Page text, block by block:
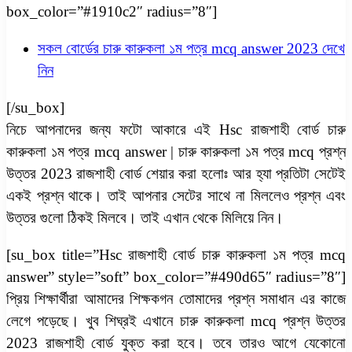
box_color=”#1910c2″ radius=”8″]
সকল বোর্ডের চারু কারুকলা ১ম পত্র mcq answer 2023 দেখে
নিন
[/su_box]
নিচে আপনাদের জন্য ফটো আকারে এই Hsc রাজশাহী বোর্ড চারু
কারুকলা ১ম পত্র mcq answer | চারু কারুকলা ১ম পত্র mcq প্রশ্ন
উত্তর 2023 রাজশাহী বোর্ড শেয়ার করা হলোঃ আর হ্যা প্রতিটা সেটেই
একই প্রশ্ন থাকে। তাই আপনার সেটের সাথে না মিললেও প্রশ্ন এবং
উত্তর গুলো ঠিকই মিলবে। তাই এখান থেকে মিলিয়ে নিন।
[su_box title=”Hsc রাজশাহী বোর্ড চারু কারুকলা ১ম পত্র mcq
answer” style=”soft” box_color=”#490d65″ radius=”8″]
প্রিয় শিক্ষার্থীরা আমাদের শিক্ষকগন তোমাদের প্রশ্ন সমাধান এর কাজে
লেগে পড়েছে। খুব শিঘ্রই এখানে চারু কারুকলা mcq প্রশ্ন উত্তর
2023 রাজশাহী বোর্ড যুক্ত করা হবে। তবে তারও আগে যেকোনো